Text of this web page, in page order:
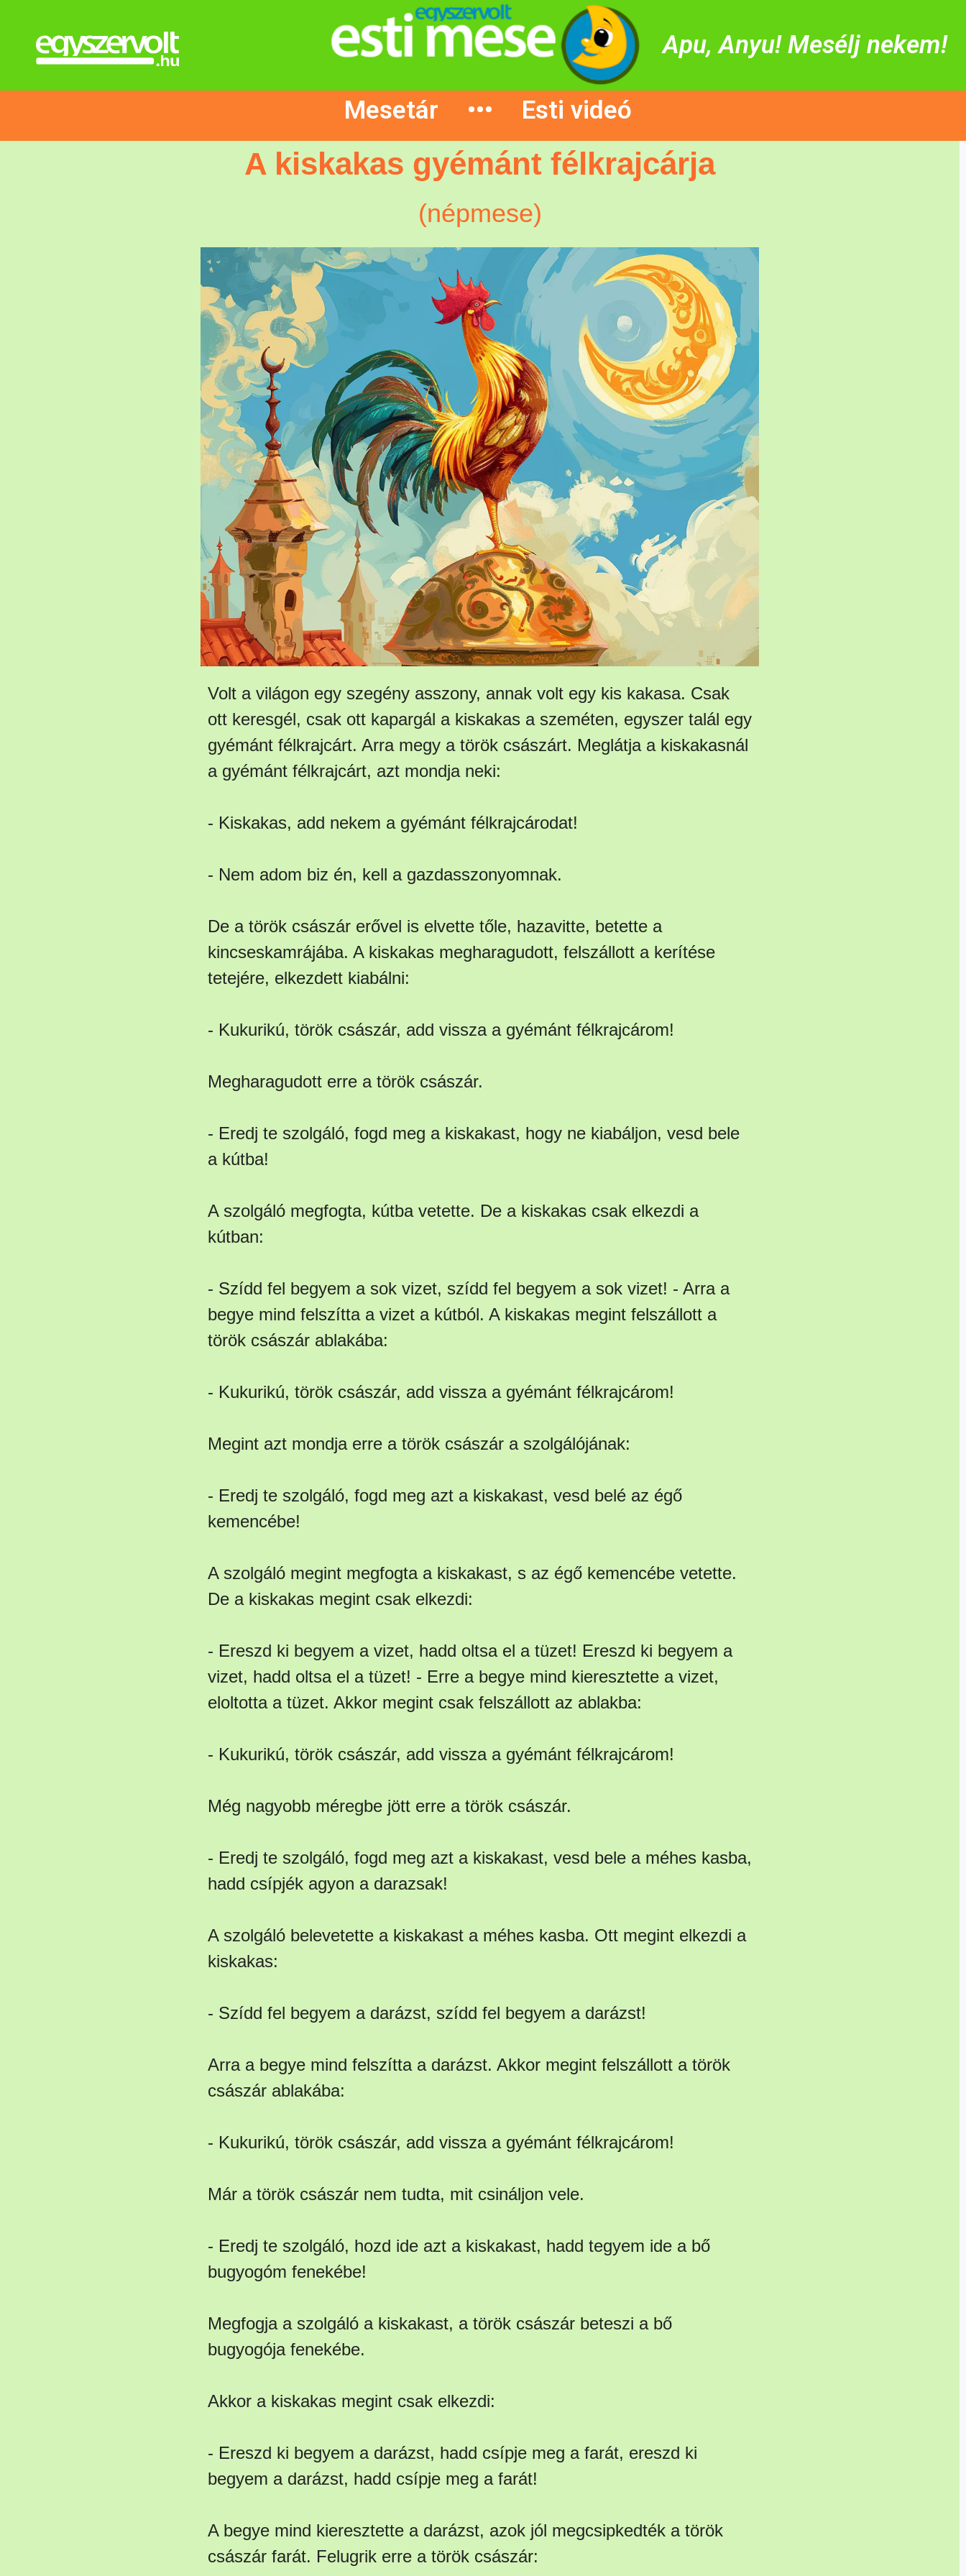
Apu, Anyu! Mesélj nekem!
Mesetár ••• Esti videó
A kiskakas gyémánt félkrajcárja
(népmese)
Volt a világon egy szegény asszony, annak volt egy kis kakasa. Csak
ott keresgél, csak ott kapargál a kiskakas a szeméten, egyszer talál egy
gyémánt félkrajcárt. Arra megy a török császárt. Meglátja a kiskakasnál
a gyémánt félkrajcárt, azt mondja neki:
- Kiskakas, add nekem a gyémánt félkrajcárodat!
- Nem adom biz én, kell a gazdasszonyomnak.
De a török császár erővel is elvette tőle, hazavitte, betette a
kincseskamrájába. A kiskakas megharagudott, felszállott a kerítése
tetejére, elkezdett kiabálni:
- Kukurikú, török császár, add vissza a gyémánt félkrajcárom!
Megharagudott erre a török császár.
- Eredj te szolgáló, fogd meg a kiskakast, hogy ne kiabáljon, vesd bele
a kútba!
A szolgáló megfogta, kútba vetette. De a kiskakas csak elkezdi a
kútban:
- Szídd fel begyem a sok vizet, szídd fel begyem a sok vizet! - Arra a
begye mind felszítta a vizet a kútból. A kiskakas megint felszállott a
török császár ablakába:
- Kukurikú, török császár, add vissza a gyémánt félkrajcárom!
Megint azt mondja erre a török császár a szolgálójának:
- Eredj te szolgáló, fogd meg azt a kiskakast, vesd belé az égő
kemencébe!
A szolgáló megint megfogta a kiskakast, s az égő kemencébe vetette.
De a kiskakas megint csak elkezdi:
- Ereszd ki begyem a vizet, hadd oltsa el a tüzet! Ereszd ki begyem a
vizet, hadd oltsa el a tüzet! - Erre a begye mind kieresztette a vizet,
eloltotta a tüzet. Akkor megint csak felszállott az ablakba:
- Kukurikú, török császár, add vissza a gyémánt félkrajcárom!
Még nagyobb méregbe jött erre a török császár.
- Eredj te szolgáló, fogd meg azt a kiskakast, vesd bele a méhes kasba,
hadd csípjék agyon a darazsak!
A szolgáló belevetette a kiskakast a méhes kasba. Ott megint elkezdi a
kiskakas:
- Szídd fel begyem a darázst, szídd fel begyem a darázst!
Arra a begye mind felszítta a darázst. Akkor megint felszállott a török
császár ablakába:
- Kukurikú, török császár, add vissza a gyémánt félkrajcárom!
Már a török császár nem tudta, mit csináljon vele.
- Eredj te szolgáló, hozd ide azt a kiskakast, hadd tegyem ide a bő
bugyogóm fenekébe!
Megfogja a szolgáló a kiskakast, a török császár beteszi a bő
bugyogója fenekébe.
Akkor a kiskakas megint csak elkezdi:
- Ereszd ki begyem a darázst, hadd csípje meg a farát, ereszd ki
begyem a darázst, hadd csípje meg a farát!
A begye mind kieresztette a darázst, azok jól megcsipkedték a török
császár farát. Felugrik erre a török császár: